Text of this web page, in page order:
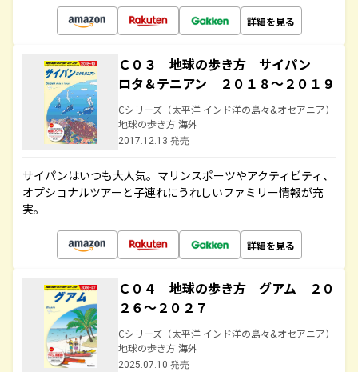
詳細を見る
Ｃ０３ 地球の歩き方 サイパン
ロタ＆テニアン ２０１８～２０１９
Cシリーズ（太平洋 インド洋の島々&オセアニア）
地球の歩き方 海外
2017.12.13 発売
サイパンはいつも大人気。マリンスポーツやアクティビティ、
オプショナルツアーと子連れにうれしいファミリー情報が充
実。
詳細を見る
Ｃ０４ 地球の歩き方 グアム ２０
２６～２０２７
Cシリーズ（太平洋 インド洋の島々&オセアニア）
地球の歩き方 海外
2025.07.10 発売